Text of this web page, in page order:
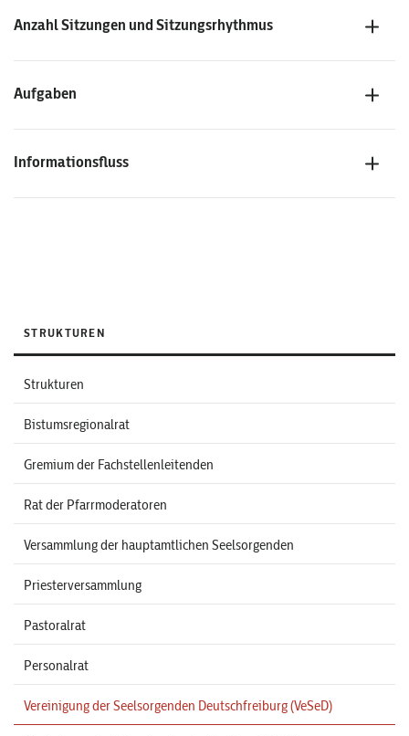
Anzahl Sitzungen und Sitzungsrhythmus
Aufgaben
Informationsfluss
STRUKTUREN
Strukturen
Bistumsregionalrat
Gremium der Fachstellenleitenden
Rat der Pfarrmoderatoren
Versammlung der hauptamtlichen Seelsorgenden
Priesterversammlung
Pastoralrat
Personalrat
Vereinigung der Seelsorgenden Deutschfreiburg (VeSeD)